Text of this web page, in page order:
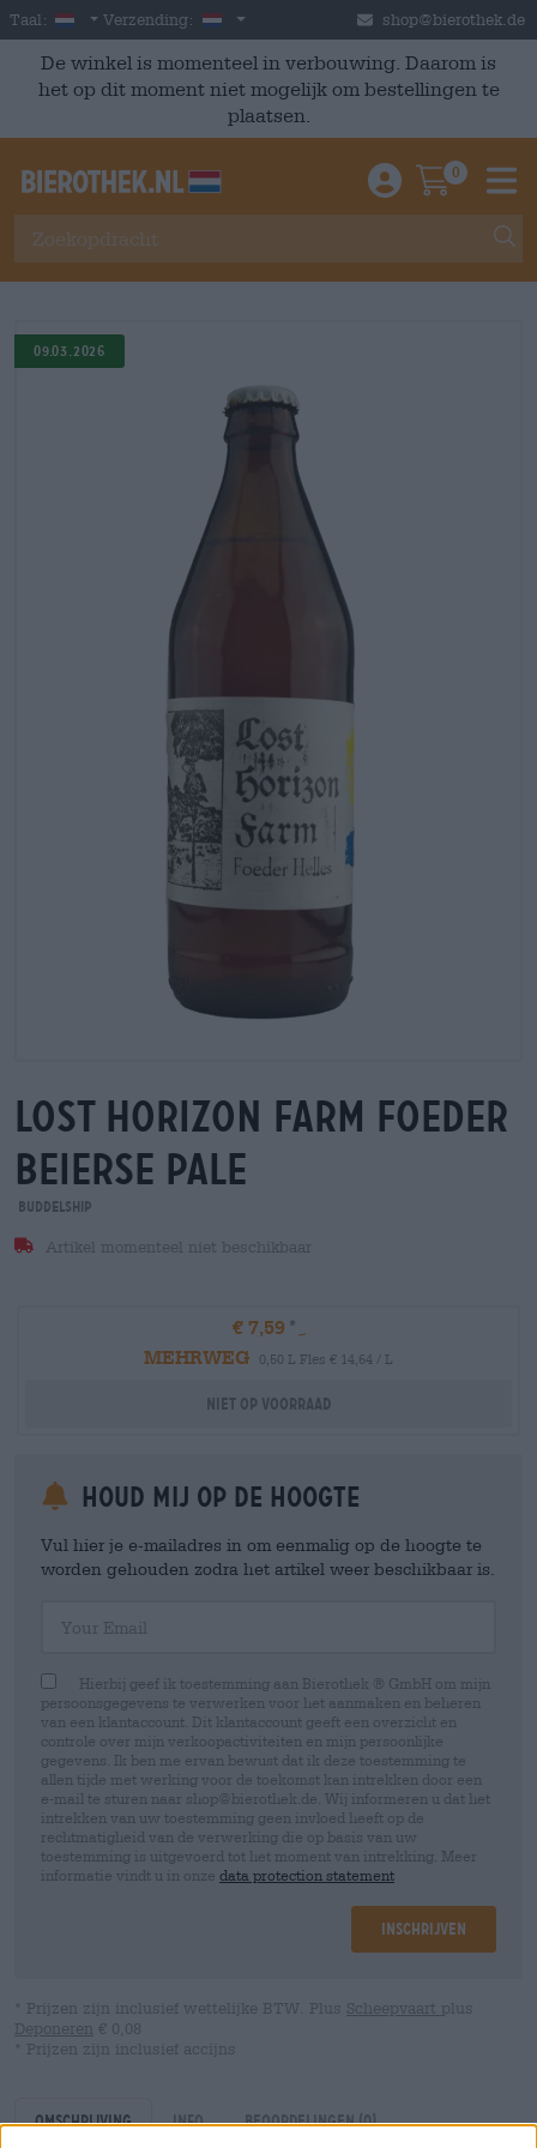
Skip to main content
Taal: Dutch
Verzending: Nederland shop@bierothek.de
De winkel is momenteel in verbouwing. Daarom is
het op dit moment niet mogelijk om bestellingen te
plaatsen.
Einloggen /
0
09.03.2026
lost horizon farm foeder
Beierse Pale
Buddelship
Artikel momenteel niet beschikbaar
€ 7,59
MEHRWEG
0,50 L Fles € 14,64 / L
Niet op voorraad
Houd mij op de hoogte
Vul hier je e-mailadres in om eenmalig op de hoogte te
worden gehouden zodra het artikel weer beschikbaar is.
Hierbij geef ik toestemming aan Bierothek ® GmbH om mijn
persoonsgegevens te verwerken voor het aanmaken en beheren
van een klantaccount. Dit klantaccount geeft een overzicht en
controle over mijn verkoopactiviteiten en mijn persoonlijke
gegevens. Ik ben me ervan bewust dat ik deze toestemming te
allen tijde met werking voor de toekomst kan intrekken door een
e-mail te sturen naar shop@bierothek.de. Wij informeren u dat het
intrekken van uw toestemming geen invloed heeft op de
rechtmatigheid van de verwerking die op basis van uw
toestemming is uitgevoerd tot het moment van intrekking. Meer
informatie vindt u in onze data protection statement
Inschrijven
* Prijzen zijn inclusief wettelijke BTW. Plus Scheepvaart plus
Deponeren € 0,08
* Prijzen zijn inclusief accijns
Omschrijving Info Beoordelingen(0)